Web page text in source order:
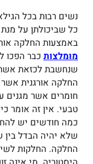
נשים רבות בכל
כל שביכולתן על
באמצעות החלקה
מומלצות כבר הפכו
שנחשבת לכזאת
החלקה אורגנית
חומרים אשר
טבעי. אין זה אומר
כמה חודשים יש
שלא יהיה הבדל בין
החלקה. החלקות